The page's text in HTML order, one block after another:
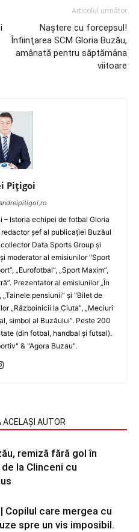
Articolul următor
Naştere cu forcepsul!
Înfiinţarea SCM Gloria Buzău,
amânată pentru săptămâna
viitoare
Pițigoi
– Istoria echipei de fotbal Gloria
redactor şef al publicaţiei Buzăul
Data Sports Group şi
moderator al emisiunilor "Sport
„Eurofotbal”, „Sport Maxim”,
Prezentator al emisiunilor „În
pensiunii” şi "Bilet de
„Războinicii la Ciuta”, „Meciuri
simbol al Buzăului”. Peste 200
(din fotbal, handbal şi futsal).
& "Agora Buzau".
ACELAȘI AUTOR
remiză fără gol în
la Clinceni cu
Copilul care mergea cu
spre un vis imposibil.